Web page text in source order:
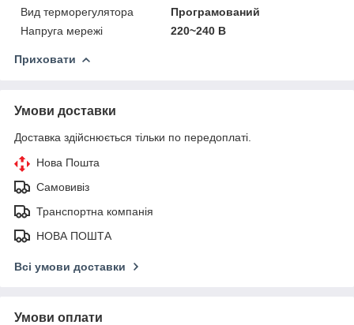
Вид терморегулятора
Програмований
Напруга мережі
220~240 В
Приховати
Умови доставки
Доставка здійснюється тільки по передоплаті.
Нова Пошта
Самовивіз
Транспортна компанія
НОВА ПОШТА
Всі умови доставки
Умови оплати